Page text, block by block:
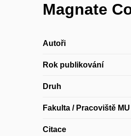
Magnate
Autoři
Rok publikování
Druh
Fakulta / Pracoviště MU
Citace